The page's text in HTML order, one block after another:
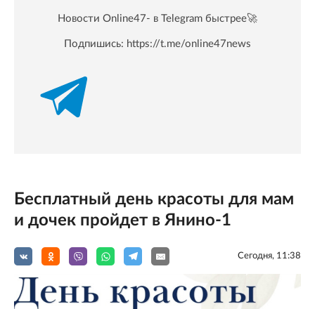
Новости Online47- в Telegram быстрее🚀
Подпишись: https://t.me/online47news
Бесплатный день красоты для мам
и дочек пройдет в Янино-1
Сегодня, 11:38